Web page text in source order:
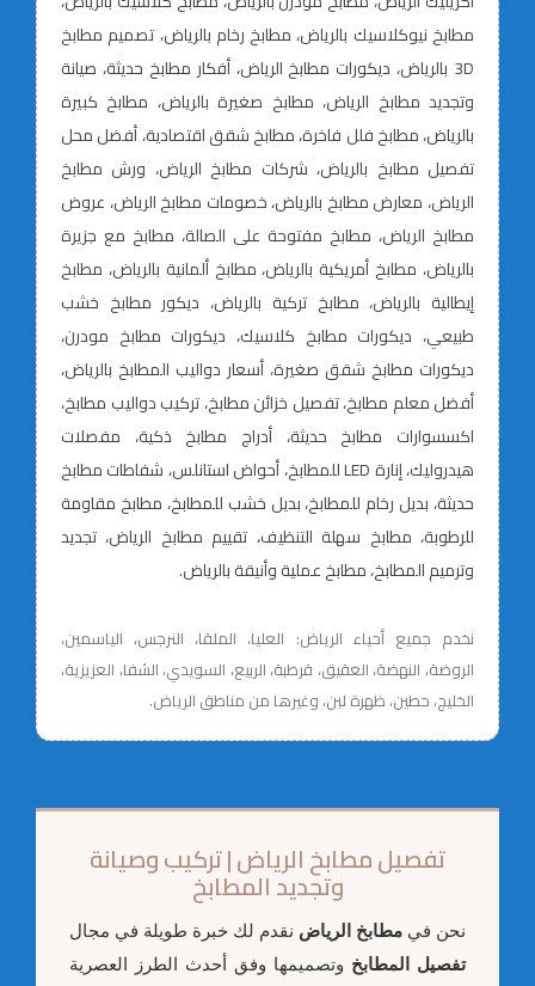
مطابخ نيوكلاسيك بالرياض، مطابخ رخام بالرياض، تصميم مطابخ
3D بالرياض، ديكورات مطابخ الرياض، أفكار مطابخ حديثة، صيانة
وتجديد مطابخ الرياض، مطابخ صغيرة بالرياض، مطابخ كبيرة
بالرياض، مطابخ فلل فاخرة، مطابخ شقق اقتصادية، أفضل محل
تفصيل مطابخ بالرياض، شركات مطابخ الرياض، ورش مطابخ
الرياض، معارض مطابخ بالرياض، خصومات مطابخ الرياض، عروض
مطابخ الرياض، مطابخ مفتوحة على الصالة، مطابخ مع جزيرة
بالرياض، مطابخ أمريكية بالرياض، مطابخ ألمانية بالرياض، مطابخ
إيطالية بالرياض، مطابخ تركية بالرياض، ديكور مطابخ خشب
طبيعي، ديكورات مطابخ كلاسيك، ديكورات مطابخ مودرن،
ديكورات مطابخ شقق صغيرة، أسعار دواليب المطابخ بالرياض،
أفضل معلم مطابخ، تفصيل خزائن مطابخ، تركيب دواليب مطابخ،
اكسسوارات مطابخ حديثة، أدراج مطابخ ذكية، مفصلات
هيدروليك، إنارة LED للمطابخ، أحواض استانلس، شفاطات مطابخ
حديثة، بديل رخام للمطابخ، بديل خشب للمطابخ، مطابخ مقاومة
للرطوبة، مطابخ سهلة التنظيف، تقييم مطابخ الرياض، تجديد
وترميم المطابخ، مطابخ عملية وأنيقة بالرياض.
نخدم جميع أحياء الرياض: العليا، الملقا، النرجس، الياسمين،
الروضة، النهضة، العقيق، قرطبة، الربيع، السويدي، الشفا، العزيزية،
الخليج، حطين، ظهرة لبن، وغيرها من مناطق الرياض.
تفصيل مطابخ الرياض | تركيب وصيانة
وتجديد المطابخ
نحن في مطابخ الرياض نقدم لك خبرة طويلة في مجال
تفصيل المطابخ وتصميمها وفق أحدث الطرز العصرية